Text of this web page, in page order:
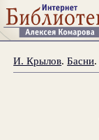
И. Крылов.Басни